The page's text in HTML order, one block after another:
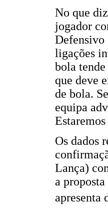
No que
jogador
Defensivo
ligações
bola
que deve
de bola.
equipa
Os dados
Lança)
a
apresenta